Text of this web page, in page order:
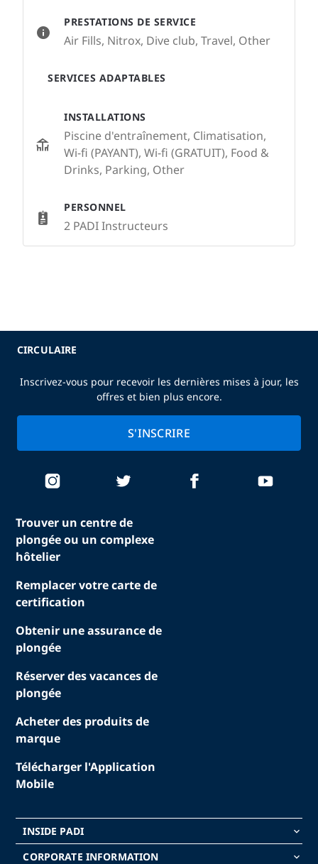
PRESTATIONS DE SERVICE
Air Fills, Nitrox, Dive club, Travel, Other
SERVICES ADAPTABLES
INSTALLATIONS
Piscine d'entraînement, Climatisation,
Wi-fi (PAYANT), Wi-fi (GRATUIT), Food &
Drinks, Parking, Other
PERSONNEL
2 PADI Instructeurs
Trouver un centre de
plongée ou un complexe
hôtelier
Remplacer votre carte de
certification
Obtenir une assurance de
plongée
Réserver des vacances de
plongée
Acheter des produits de
marque
Télécharger l'Application
Mobile
INSIDE PADI keyboard_arrow_down
CORPORATE INFORMATION keyboard_arrow_down
CIRCULAIRE
Inscrivez-vous pour recevoir les dernières mises à jour, les
offres et bien plus encore.
S'INSCRIRE